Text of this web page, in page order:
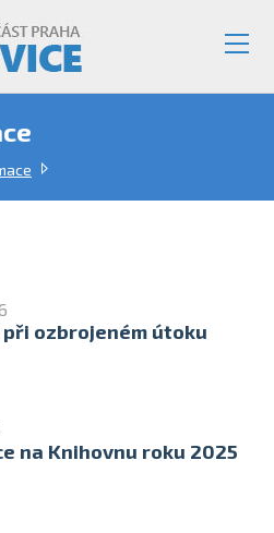
při ozbrojeném útoku
na Knihovnu roku 2025